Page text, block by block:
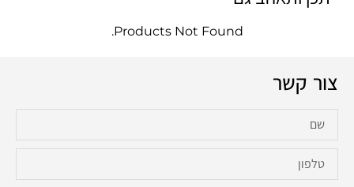
Products Not Found.
צור קשר